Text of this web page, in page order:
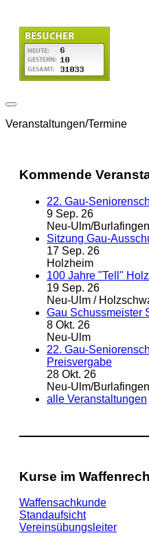
Veranstaltungen/Termine
Kommende
22. Gau-
9 Sep. 26
Neu-Ulm/Burlafingen
Sitzung Gau-
17 Sep. 26
Holzheim
100 Jahre "Tell"
19 Sep. 26
Neu-Ulm /
Gau Schussmeister
8 Okt. 26
Neu-Ulm
22. Gau-
Preisvergabe
28 Okt. 26
Neu-Ulm/Burlafingen
alle Veranstaltungen
Kurse im
Waffensachkunde
Standaufsicht
Vereinsübungsleiter